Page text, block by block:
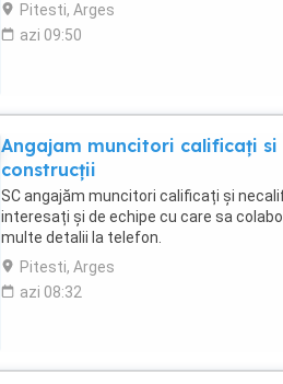
Pitesti, Arges
azi 09:50
Angajam muncitori calificați
construcții
SC angajăm muncitori calificați și
interesați și de echipe cu care sa
multe detalii la telefon.
Pitesti, Arges
azi 08:32